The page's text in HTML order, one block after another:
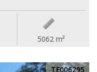
5062 m²
TE006295